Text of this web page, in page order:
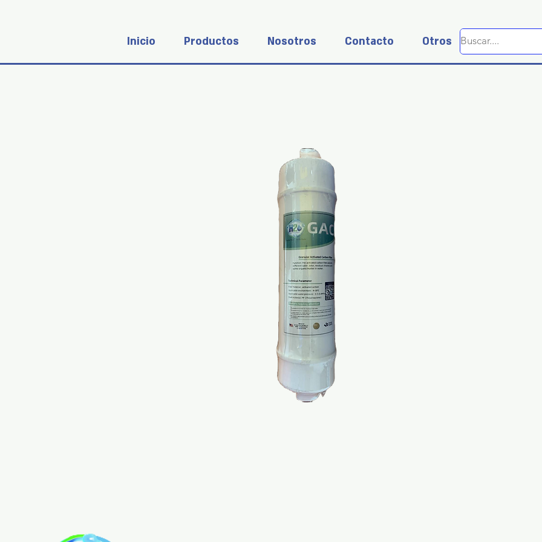
Inicio Productos Nosotros Contacto Otros